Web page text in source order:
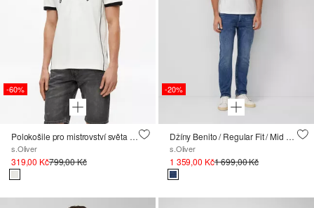
-60%
Polokošile pro mistrovství světa ve fotbale
s.Oliver
319,00 Kč799,00 Kč
-20%
Džíny Benito / Regular Fit / Mid Rise / Straight Leg / seprání
s.Oliver
1 359,00 Kč1 699,00 Kč